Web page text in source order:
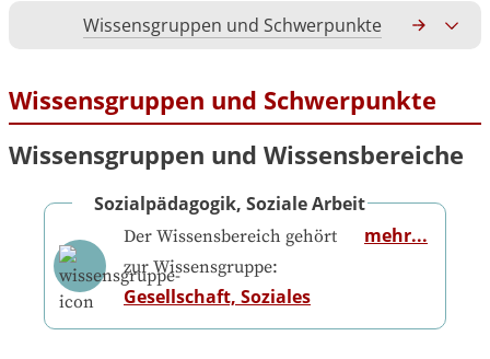
Wissensgruppen und Schwerpunkte
Wissensgruppen und Schwerpunkte
Wissensgruppen und Wissensbereiche
Sozialpädagogik, Soziale Arbeit
Der Wissensbereich gehört
zur Wissensgruppe:
Gesellschaft, Soziales
mehr...